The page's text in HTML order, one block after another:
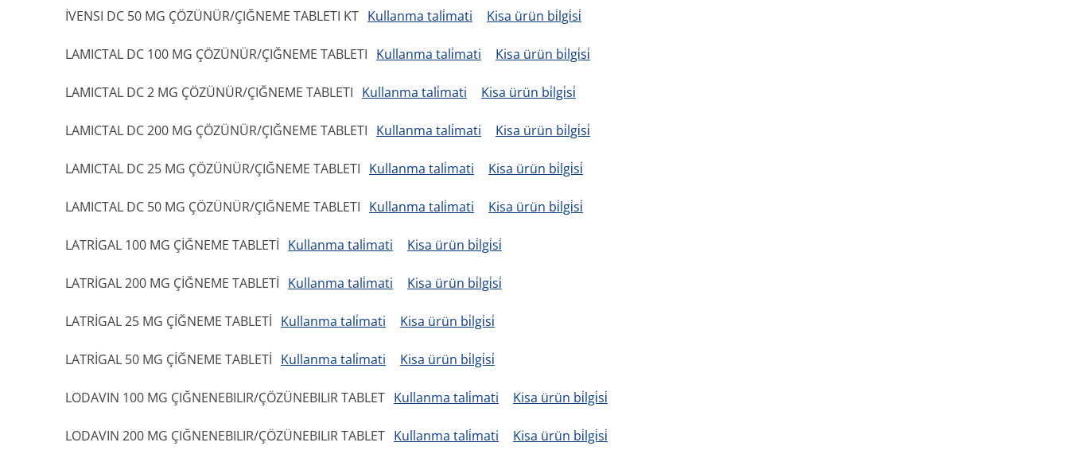
İVENSI DC 50 MG ÇÖZÜNÜR/ÇIĞNEME TABLETI KT Kullanma tali̇mati Kisa ürün bi̇lgi̇si̇
LAMICTAL DC 100 MG ÇÖZÜNÜR/ÇIĞNEME TABLETI Kullanma tali̇mati Kisa ürün bi̇lgi̇si̇
LAMICTAL DC 2 MG ÇÖZÜNÜR/ÇIĞNEME TABLETI Kullanma tali̇mati Kisa ürün bi̇lgi̇si̇
LAMICTAL DC 200 MG ÇÖZÜNÜR/ÇIĞNEME TABLETI Kullanma tali̇mati Kisa ürün bi̇lgi̇si̇
LAMICTAL DC 25 MG ÇÖZÜNÜR/ÇIĞNEME TABLETI Kullanma tali̇mati Kisa ürün bi̇lgi̇si̇
LAMICTAL DC 50 MG ÇÖZÜNÜR/ÇIĞNEME TABLETI Kullanma tali̇mati Kisa ürün bi̇lgi̇si̇
LATRİGAL 100 MG ÇİĞNEME TABLETİ Kullanma tali̇mati Kisa ürün bi̇lgi̇si̇
LATRİGAL 200 MG ÇİĞNEME TABLETİ Kullanma tali̇mati Kisa ürün bi̇lgi̇si̇
LATRİGAL 25 MG ÇİĞNEME TABLETİ Kullanma tali̇mati Kisa ürün bi̇lgi̇si̇
LATRİGAL 50 MG ÇİĞNEME TABLETİ Kullanma tali̇mati Kisa ürün bi̇lgi̇si̇
LODAVIN 100 MG ÇIĞNENEBILIR/ÇÖZÜNEBILIR TABLET Kullanma tali̇mati Kisa ürün bi̇lgi̇si̇
LODAVIN 200 MG ÇIĞNENEBILIR/ÇÖZÜNEBILIR TABLET Kullanma tali̇mati Kisa ürün bi̇lgi̇si̇